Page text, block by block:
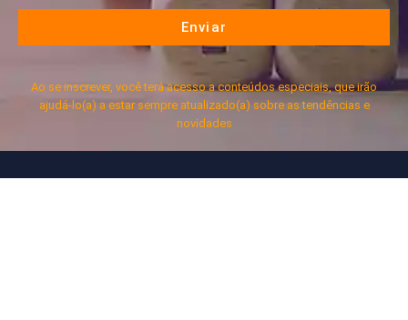
Enviar
Ao se inscrever, você terá acesso a conteúdos especiais, que irão
ajudá-lo(a) a estar sempre atualizado(a) sobre as tendências e
novidades